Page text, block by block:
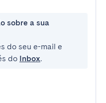
sobre a sua
do seu e-mail e
do Inbox.